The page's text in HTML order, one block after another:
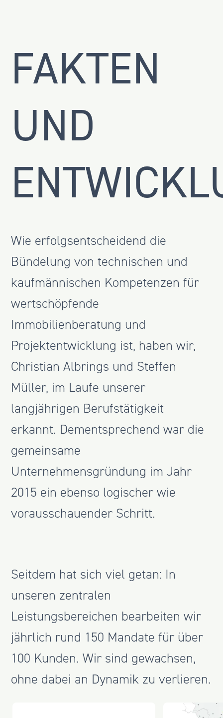
FAKTEN
UND
Wie erfolgsentscheidend die
Bündelung von technischen und
kaufmännischen Kompetenzen für
wertschöpfende
Immobilienberatung und
Projektentwicklung ist, haben wir,
Christian Albrings und Steffen
Müller, im Laufe unserer
langjährigen Berufstätigkeit
erkannt. Dementsprechend war die
gemeinsame
Unternehmensgründung im Jahr
2015 ein ebenso logischer wie
vorausschauender Schritt.
Seitdem hat sich viel getan: In
unseren zentralen
Leistungsbereichen bearbeiten wir
jährlich rund 150 Mandate für über
100 Kunden. Wir sind gewachsen,
ohne dabei an Dynamik zu verlieren.